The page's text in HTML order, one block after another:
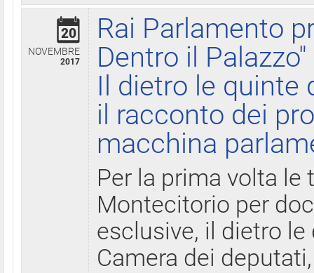
20
NOVEMBRE
2017
Rai Parlamento
Dentro il Palazzo"
Il dietro le quinte
il racconto dei
macchina
Per la prima volta le
Montecitorio per
esclusive, il dietro
Camera dei